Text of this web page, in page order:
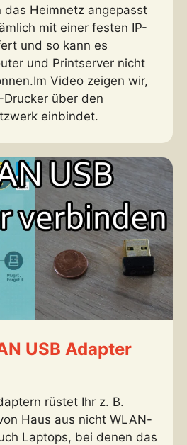
das Heimnetz angepasst
mit einer festen IP-
und so kann es
und Printserver nicht
Video zeigen wir,
über den
einbindet.
USB Adapter
rüstet Ihr z. B.
Haus aus nicht WLAN-
Laptops, bei denen das